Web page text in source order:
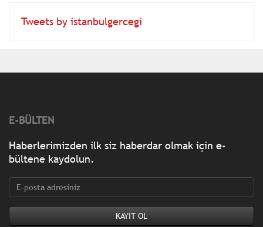
Tweets by istanbulgercegi
E-BÜLTEN
Haberlerimizden ilk siz haberdar olmak için e-
bültene kaydolun.